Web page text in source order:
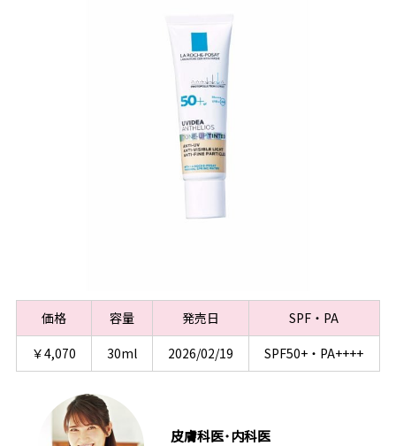
価格 容量 発売日
SPF・PA
￥4,070
30ml 2026/02/19 SPF50+・PA++++
皮膚科医･内科医